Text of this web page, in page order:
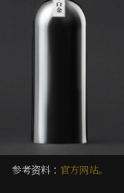
参考资料： 官方网站。